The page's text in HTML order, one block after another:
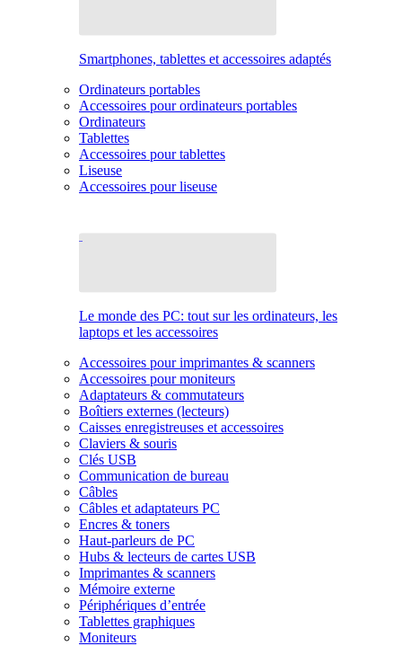
Smartphones, tablettes et accessoires adaptés
Ordinateurs portables
Accessoires pour ordinateurs portables
Ordinateurs
Tablettes
Accessoires pour tablettes
Liseuse
Accessoires pour liseuse
Le monde des PC: tout sur les ordinateurs, les
laptops et les accessoires
Accessoires pour imprimantes & scanners
Accessoires pour moniteurs
Adaptateurs & commutateurs
Boîtiers externes (lecteurs)
Caisses enregistreuses et accessoires
Claviers & souris
Clés USB
Communication de bureau
Câbles
Câbles et adaptateurs PC
Encres & toners
Haut-parleurs de PC
Hubs & lecteurs de cartes USB
Imprimantes & scanners
Mémoire externe
Périphériques d’entrée
Tablettes graphiques
Moniteurs